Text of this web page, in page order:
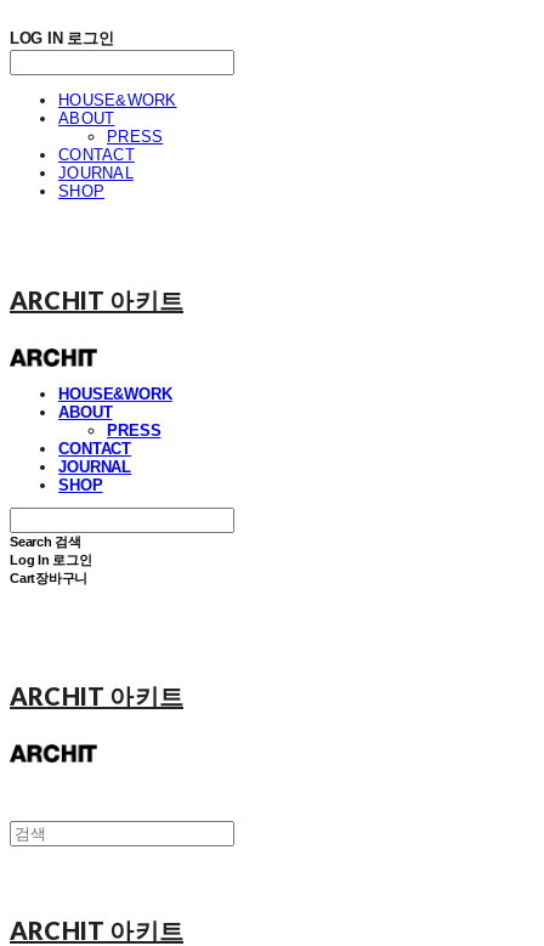
LOG IN 로그인
HOUSE&WORK
ABOUT
PRESS
CONTACT
JOURNAL
SHOP
ARCHIT 아키트
HOUSE&WORK
ABOUT
PRESS
CONTACT
JOURNAL
SHOP
Search 검색
Log In 로그인
Cart장바구니
ARCHIT 아키트
ARCHIT 아키트